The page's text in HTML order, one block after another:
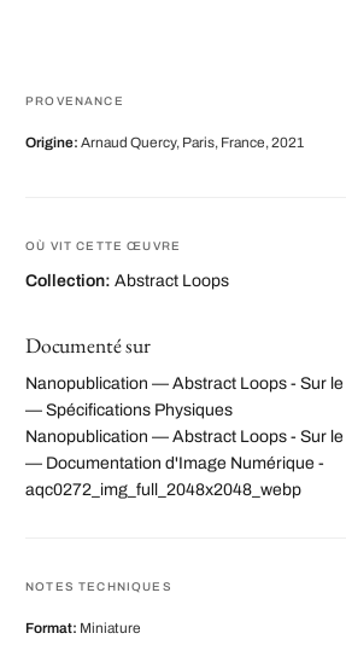
PROVENANCE
Origine: Arnaud Quercy, Paris, France, 2021
OÙ VIT CETTE ŒUVRE
Collection: Abstract Loops
Documenté sur
Nanopublication — Abstract Loops - Sur
— Spécifications Physiques
Nanopublication — Abstract Loops - Sur
— Documentation d'Image Numérique -
aqc0272_img_full_2048x2048_webp
NOTES TECHNIQUES
Format: Miniature